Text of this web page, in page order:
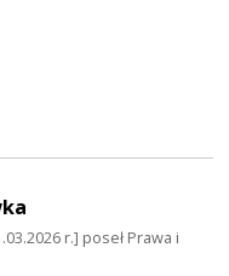
r.] poseł Prawa i